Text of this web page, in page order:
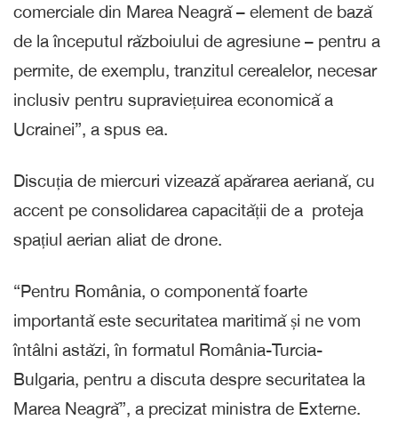
comerciale din Marea Neagră – element de bază
de la începutul războiului de agresiune – pentru a
permite, de exemplu, tranzitul cerealelor, necesar
inclusiv pentru supraviețuirea economică a
Ucrainei”, a spus ea.
Discuția de miercuri vizează apărarea aeriană, cu
accent pe consolidarea capacității de a proteja
spațiul aerian aliat de drone.
“Pentru România, o componentă foarte
importantă este securitatea maritimă și ne vom
întâlni astăzi, în formatul România-Turcia-
Bulgaria, pentru a discuta despre securitatea la
Marea Neagră”, a precizat ministra de Externe.